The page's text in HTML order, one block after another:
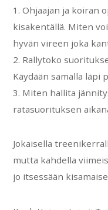
1. Ohjaajan ja koiran
kisakentällä. Miten
hyvän vireen joka
2. Rallytoko
Käydään samalla läpi
3. Miten hallita
ratasuorituksen
Jokaisella
mutta kahdella
jo itsessään